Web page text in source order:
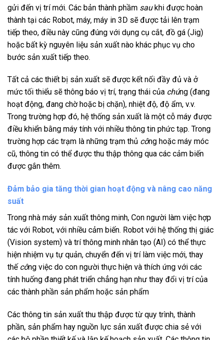
gửi đến vị trí mới. Các bản thành phầm saukhi được hoàn
thành tại các Robot, máy, máy in 3D sẽ được tải lên trạm
tiếp theo, điều này cũng đúng với dụng cụ cắt, đồ gá (Jig)
hoặc bất kỳ nguyên liệu sản xuất nào khác phục vụ cho
bước sản xuất tiếp theo.
Tất cả các thiết bị sản xuất sẽ được kết nối đầy đủ và ở
mức tối thiểu sẽ thông báo vị trí, trạng thái của chúng (đang
hoạt động, đang chờ hoặc bị chặn), nhiệt độ, độ ẩm, v.v.
Trong trường hợp đó, hệ thống sản xuất là một cỗ máy được
điều khiển bằng máy tính với nhiều thông tin phức tạp. Trong
trường hợp các trạm là những trạm thủ công hoặc máy móc
cũ, thông tin có thể được thu thập thông qua các cảm biến
được gắn thêm.
Đảm bảo gia tăng thời gian hoạt động và nâng cao năng
suất
Trong nhà máy sản xuất thông minh, Con người làm việc hợp
tác với Robot, với nhiều cảm biến. Robot với hệ thống thị giác
(Vision system) và trí thông minh nhân tạo (AI) có thể thực
hiện nhiệm vụ tự quản, chuyển đến vị trí làm việc mới, thay
thế công việc do con người thực hiện và thích ứng với các
tính huống đang phát triển chẳng hạn như thay đổi vị trí của
các thành phần sản phẩm hoặc sản phẩm
Các thông tin sản xuất thu thập được từ quy trình, thành
phần, sản phẩm hay nguồn lực sản xuất được chia sẻ với